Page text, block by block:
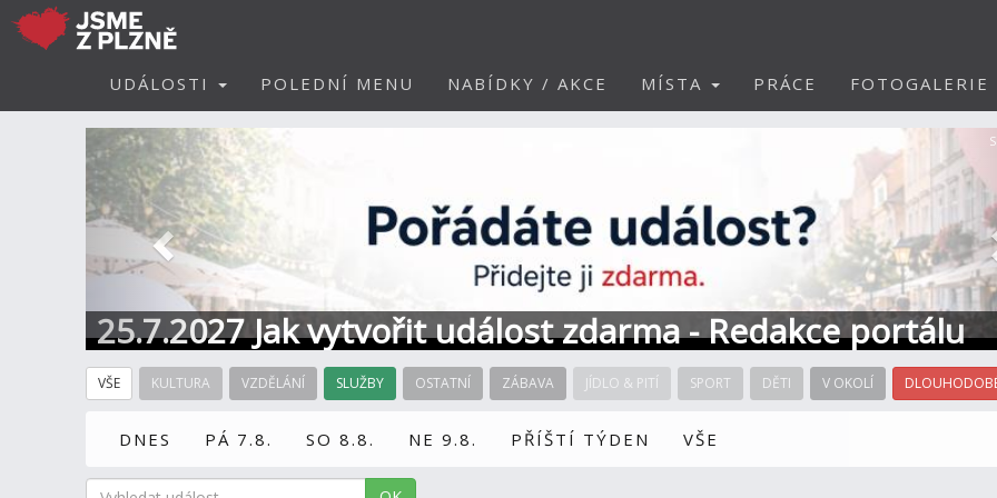
UDÁLOSTI POLEDNÍ MENU NABÍDKY / AKCE MÍSTA PRÁCE FOTOGALERIE
25.7.2027 Jak vytvořit událost zdarma - Redakce portálu
Předchozí
VŠE KULTURA VZDĚLÁNÍ SLUŽBY OSTATNÍ ZÁBAVA JÍDLO & PITÍ SPORT DĚTI V OKOLÍ
DNES PÁ 7.8. SO 8.8. NE 9.8. PŘÍŠTÍ TÝDEN VŠE